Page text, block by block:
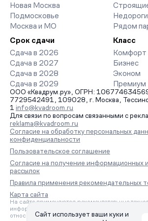
Новая Москва
Подмосковье
Москва и МО
Рядом
Срок сдачи
Сдача в 2026
Сдача в 2027
Сдача в 2028
Сдача в 2029
Класс
Комфорт
Бизнес
Эконом
Премиум
ООО «Квадрум.ру», ОГРН:
7729542491, 109028, г. Москва,
1 info@kvadroom.ru
Для связи по вопросам связанными с
reklama@kvadroom.ru
Согласие на обработку персональных
конфиденциальности
Пользовательское соглашение
Согласие на получение информационных
рассылок
Правила применения рекомендательных
Карта сайта
На сайте применяются рекомендательные
информации на основе сбора, систематизации
относящихся к предпочтениям пользователей
Сайт использует ваши куки и